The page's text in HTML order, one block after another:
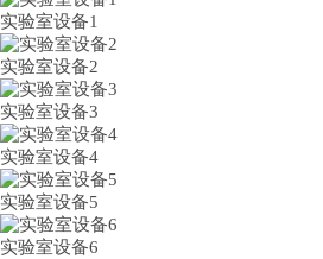
实验室设备1
实验室设备2
实验室设备3
实验室设备4
实验室设备5
实验室设备6